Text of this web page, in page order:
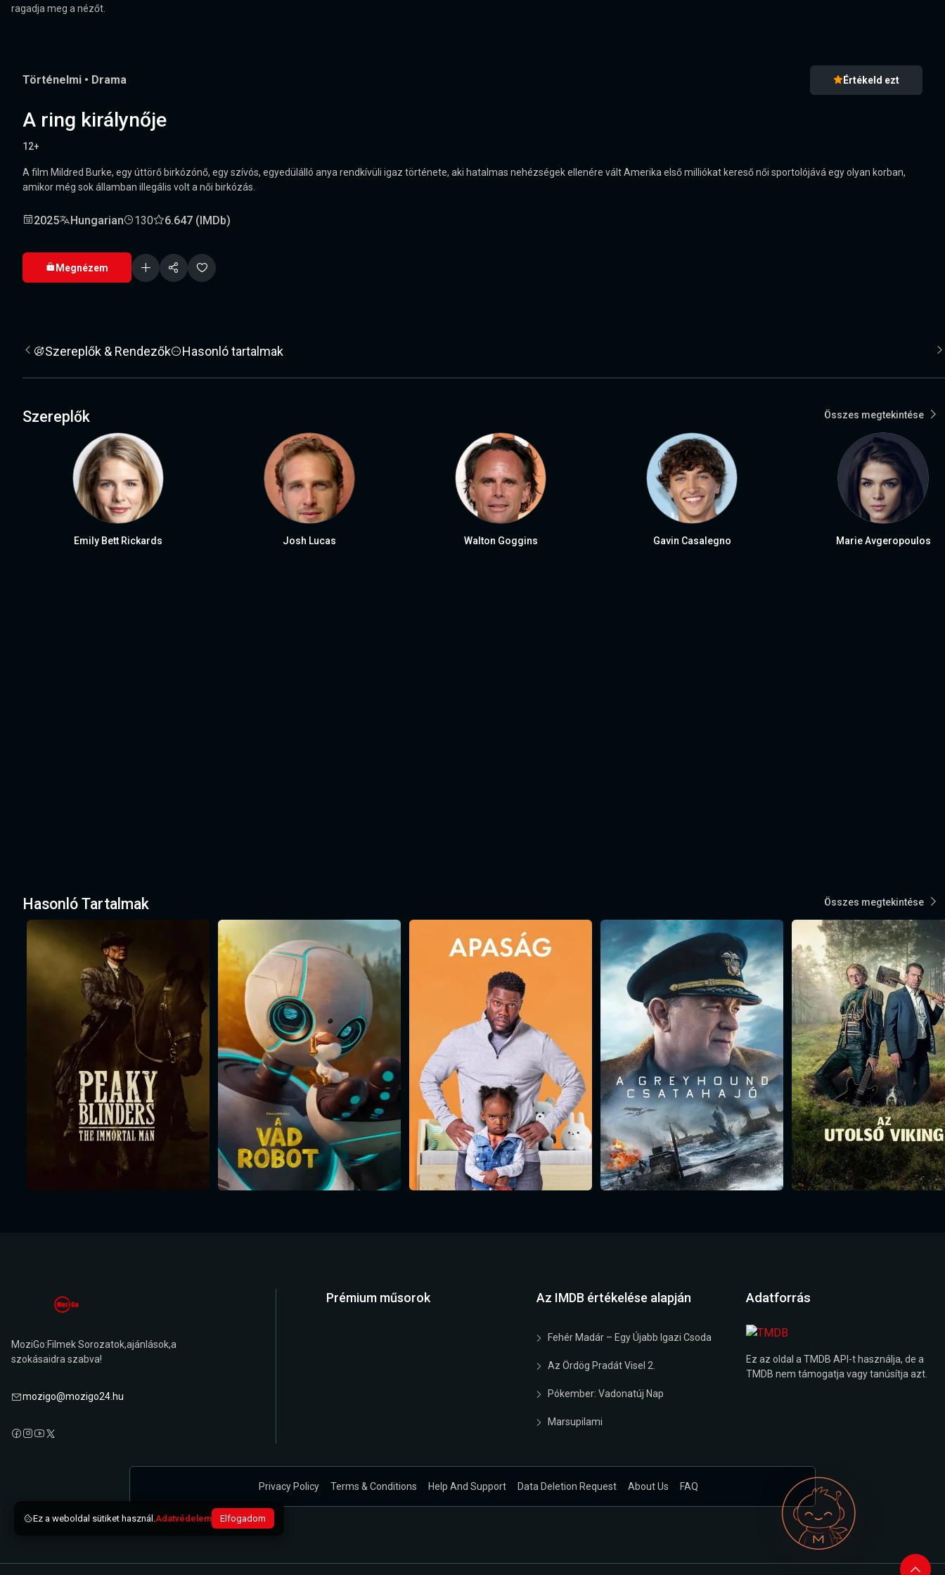
ragadja meg a nézőt.
Történelmi • Drama Értékeld ezt
A ring királynője
12+
A film Mildred Burke, egy úttörő birkózónő, egy szívós, egyedülálló anya rendkívüli igaz története, aki hatalmas nehézségek ellenére vált Amerika első milliókat kereső női sportolójává egy olyan korban,
amikor még sok államban illegális volt a női birkózás.
2025 Hungarian 130 6.647 (IMDb)
Megnézem
Szereplők & Rendezők Hasonló tartalmak
Szereplők Összes megtekintése
Emily Bett Rickards Josh Lucas Walton Goggins Gavin Casalegno Marie Avgeropoulos
Hasonló Tartalmak Összes megtekintése
MoziGo:Filmek Sorozatok,ajánlások,a
szokásaidra szabva!
mozigo@mozigo24.hu
Prémium műsorok Az IMDB értékelése alapján
Fehér Madár – Egy Újabb Igazi Csoda
Az Ördög Pradát Visel 2.
Pókember: Vadonatúj Nap
Marsupilami
Adatforrás
Ez az oldal a TMDB API-t használja, de a
TMDB nem támogatja vagy tanúsítja azt.
Privacy Policy Terms & Conditions Help And Support Data Deletion Request About Us FAQ
Ez a weboldal sütiket használ.Adatvédelem Elfogadom